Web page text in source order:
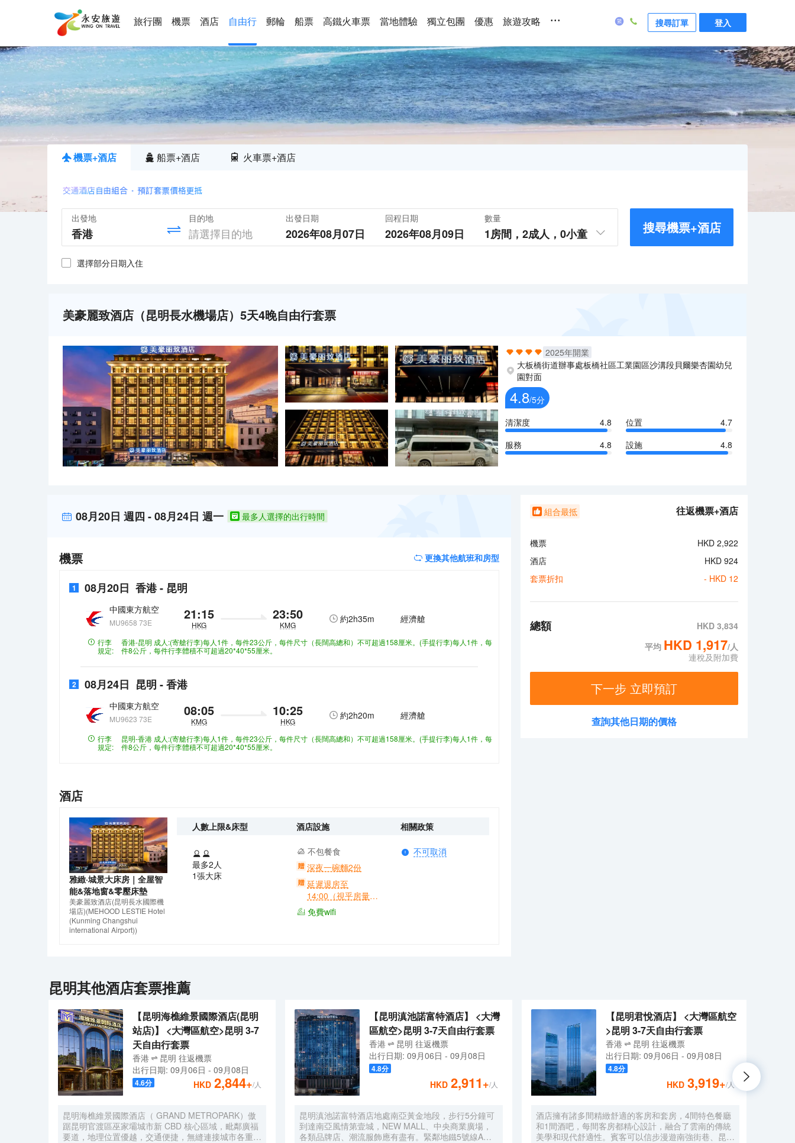
旅行團 機票 酒店 自由行 郵輪 船票 高鐵火車票 當地體驗 獨立包團 優惠 旅遊攻略 ... 搜尋訂單 登入
機票+酒店 船票+酒店 火車票+酒店
出發地 目的地 出發日期
2026年08月07日
回程日期
2026年08月09日
數量
1房間， 2成人， 0小童 搜尋機票+酒店
選擇部分日期入住
美豪麗致酒店（昆明長水機場店）5天4晚自由行套票
2025年開業
大板橋街道辦事處板橋社區工業園區沙溝段貝爾樂杏園幼兒
園對面
4.8/5分
清潔度
4.8 位置
4.7
服務
4.8 設施 4.8
08月20日 週四 -08月24日 週一 最多人選擇的出行時間
機票 更換其他航班和房型
1 08月20日 香港- 昆明
中國東方航空
MU9658 73E
21:15
HKG
23:50
KMG 約2h35m 經濟艙
行李
規定:
香港-昆明 成人:(寄艙行李)每人1件，每件23公斤，每件尺寸（長闊高總和）不可超過158厘米。(手提行李)每人1件，每
件8公斤，每件行李體積不可超過20*40*55厘米。
2 08月24日 昆明 -香港
中國東方航空
MU9623 73E
08:05
KMG
10:25
HKG 約2h20m 經濟艙
行李
規定:
昆明-香港 成人:(寄艙行李)每人1件，每件23公斤，每件尺寸（長闊高總和）不可超過158厘米。(手提行李)每人1件，每
件8公斤，每件行李體積不可超過20*40*55厘米。
酒店
雅緻·城景大床房｜全屋智
能&落地窗&零壓床墊
美豪麗致酒店(昆明長水國際機
場店)(MEHOOD LESTIE Hotel
(Kunming Changshui
international Airport))
人數上限&床型
最多2人
1張大床
酒店設施
不包餐食
深夜一碗麵2份
延遲退房至
14:00（視乎房量及
房態）1份
免費wifi
相關政策
不可取消
組合最抵 往返機票+酒店
機票 HKD 2,922
酒店
HKD 924
套票折扣
- HKD 12
總額 HKD 3,834
平均 HKD 1,917/人
連稅及附加費
下一步 立即預訂
查詢其他日期的價格
昆明其他酒店套票推薦
【昆明海樵維景國際酒店(昆明
站店)】 <大灣區航空>昆明 3-7
天自由行套票
香港 昆明 往返機票
出行日期: 09月06日 - 09月08日
4.6分 HKD 2,844+/人
昆明海樵維景國際酒店（ GRAND METROPARK）傲
踞昆明官渡區巫家壩城市新 CBD 核心區域，毗鄰廣福
要道，地理位置優越，交通便捷，無縫連接城市各重要
【昆明滇池諾富特酒店】 <大灣
區航空>昆明 3-7天自由行套票
香港 昆明 往返機票
出行日期: 09月06日 - 09月08日
4.8分
HKD 2,911+/人
昆明滇池諾富特酒店地處南亞黃金地段，步行5分鐘可
到達南亞風情第壹城，NEW MALL、中央商業廣場，
各類品牌店、潮流服飾應有盡有。緊鄰地鐵5號線A
【昆明君悅酒店】 <大灣區航空
>昆明 3-7天自由行套票
香港 昆明 往返機票
出行日期: 09月06日 - 09月08日
4.8分
HKD 3,919+/人
酒店擁有諸多間精緻舒適的客房和套房，4間特色餐廳
和1間酒吧，每間客房都精心設計，融合了雲南的傳統
美學和現代舒適性。賓客可以信步漫遊南強街巷、昆明